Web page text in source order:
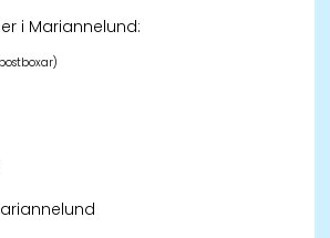
i Mariannelund: